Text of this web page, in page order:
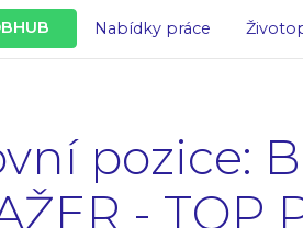
Nabídky práce
pozice:
- TOP